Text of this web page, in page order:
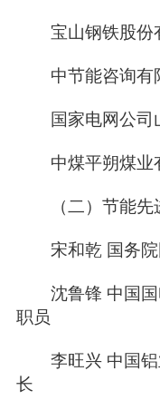
宝山钢铁股份
中节能咨询有
国家电网公司
中煤平朔煤业
（二）节能先
宋和乾 国务院
沈鲁锋 中国国
职员
李旺兴 中国铝
长